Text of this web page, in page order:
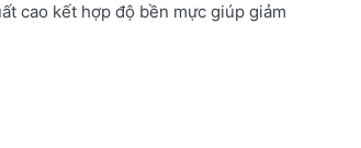
cao kết hợp độ bền mực giúp giảm